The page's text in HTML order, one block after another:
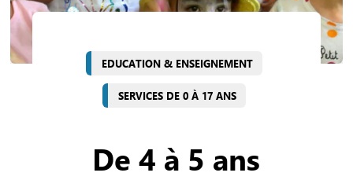
EDUCATION & ENSEIGNEMENT
SERVICES DE 0 À 17 ANS
De 4 à 5 ans